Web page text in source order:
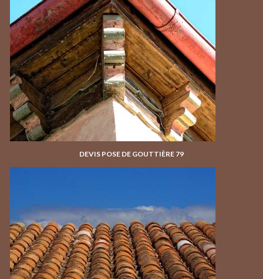
DEVIS POSE DE GOUTTIÈRE 79